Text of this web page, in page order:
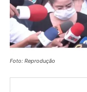
Foto: Reprodução